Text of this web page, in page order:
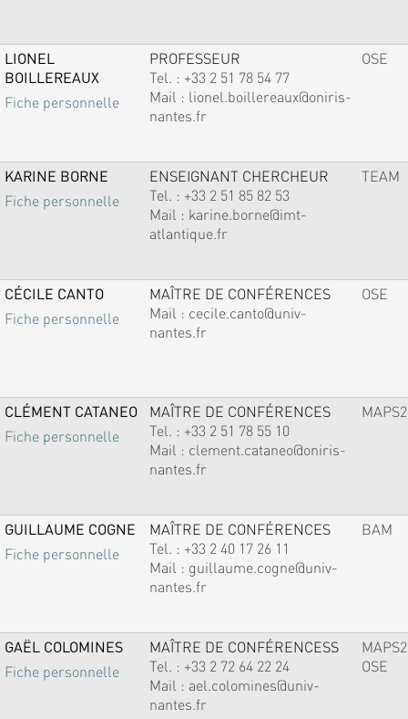
LIONEL
BOILLEREAUX
Fiche personnelle
PROFESSEUR
Tel. : +33 2 51 78 54 77
Mail : lionel.boillereaux@oniris-
nantes.fr
OSE
KARINE BORNE
Fiche personnelle
ENSEIGNANT CHERCHEUR
Tel. : +33 2 51 85 82 53
Mail : karine.borne@imt-
atlantique.fr
TEAM
CÉCILE CANTO
Fiche personnelle
MAÎTRE DE CONFÉRENCES
Mail : cecile.canto@univ-
nantes.fr
OSE
CLÉMENT CATANEO
Fiche personnelle
MAÎTRE DE CONFÉRENCES
Tel. : +33 2 51 78 55 10
Mail : clement.cataneo@oniris-
nantes.fr
MAPS2
GUILLAUME COGNE
Fiche personnelle
MAÎTRE DE CONFÉRENCES
Tel. : +33 2 40 17 26 11
Mail : guillaume.cogne@univ-
nantes.fr
BAM
GAËL COLOMINES
Fiche personnelle
MAÎTRE DE CONFÉRENCESS
Tel. : +33 2 72 64 22 24
Mail : ael.colomines@univ-
nantes.fr
MAPS2
OSE